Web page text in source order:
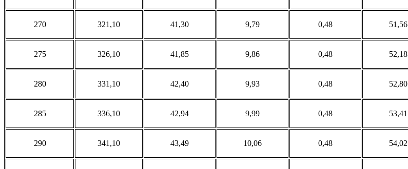
270 321,10 41,30 9,79 0,48 51,56
275 326,10 41,85 9,86 0,48 52,18
280 331,10 42,40 9,93 0,48 52,80
285 336,10 42,94 9,99 0,48 53,41
290 341,10 43,49 10,06 0,48 54,02